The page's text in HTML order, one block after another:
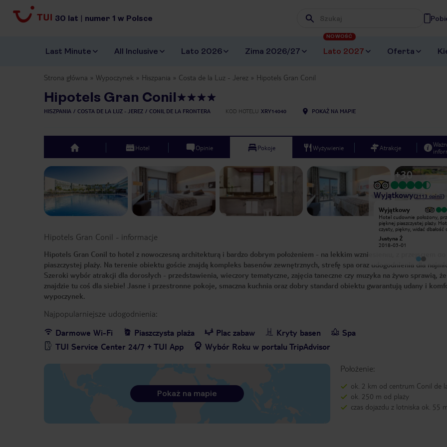
30 lat | numer 1 w Polsce Wpisz frazę, której szukasz
Last Minute All Inclusive Lato 2026 Zima 2026/27 Lato 2027
NOWOŚĆ
Oferta
Strona główna Wypoczynek Hiszpania Costa de la Luz - Jerez Hipotels Gran Conil
Hipotels Gran Conil
HISZPANIA COSTA DE LA LUZ - JEREZ CONIL DE LA FRONTERA KOD HOTELU XRY14040 POKAŻ NA MAPIE
top Hotel Opinie Pokoje Wyżywienie Atrakcje
+30
Wyjątkowy(2113 opinii)
Wyjątkowy
Miałem wielka przyjemność
nie rozczarował. Sam hotel wzorowo,
miejsce wyjątkowe jeżeli ktoś zna
Hiszpanie a nie poznał jeszcze costy
de la luz wybrzeże światła to nie
widział Hiszpanii, Miasteczko
wyjątkowo piękne tutaj można
doświadczyć prawdziwej kultury
Wyjątkowy
Hotel cudownie położony,
pięknej piaszczystej plaży.
czysty, piękny, widać dbałość
szczegóły. Dostaliśmy lepszy
niż zamawialiśmy co było
pozytywnym zakończeniem :)
potraw. Polecam bardzo :)
Justyna Ż
2018-03-01
Hipotels Gran Conil - informacje
Hipotels Gran Conil to hotel z nowoczesną architekturą i bardzo dobrym położeniem - na lekkim wzniesieniu, z przejściem do
piaszczystej plaży. Na terenie obiektu goście znajdą kompleks basenów zewnętrznych, strefę spa oraz udogodnienia dla
Szeroki wybór atrakcji dla dorosłych - przedstawienia, wieczory tematyczne, zajęcia taneczne czy muzyka na żywo sprawią,
znajdzie tu coś dla siebie! Jasne i przestronne pokoje, smaczna kuchnia oraz dobry standard obiektu gwarantują udany i
wypoczynek.
Najpopularniejsze udogodnienia:
Darmowe Wi-Fi
Piaszczysta plaża Plac zabaw Kryty basen
Spa
TUI Service Center 24/7 + TUI App
Wybór Roku w portalu TripAdvisor
Położenie:
ok. 2 km od centrum Conil de
ok. 250 m od plaży
czas dojazdu z lotniska ok. 55
Pokaż na mapie